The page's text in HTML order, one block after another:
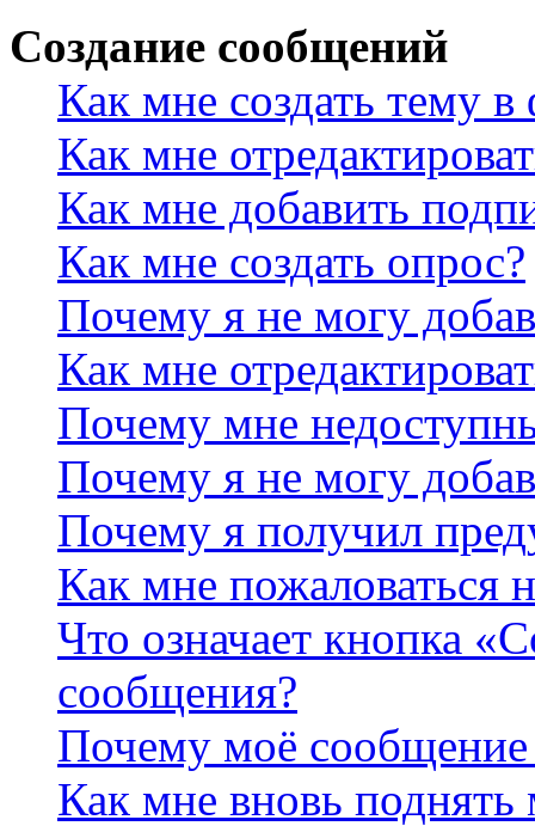
Создание сообщений
Как мне создать тему
Как мне
Как мне добавить
Как мне создать опрос?
Почему я не могу
Как мне
Почему мне
Почему я не могу
Почему я получил
Как мне пожаловаться
Что означает кнопка
сообщения?
Почему моё сообщение
Как мне вновь